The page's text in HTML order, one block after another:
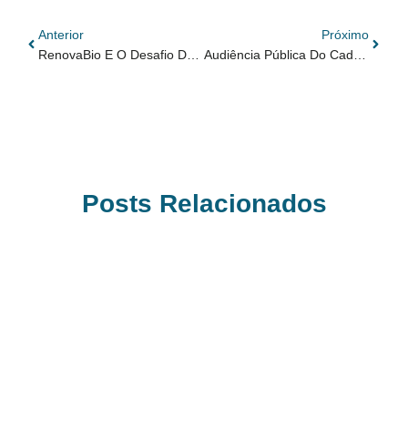
Anterior
RenovaBio E O Desafio Do Realismo Climático: Quem Paga A Conta?
Próximo
Posts Relacionados